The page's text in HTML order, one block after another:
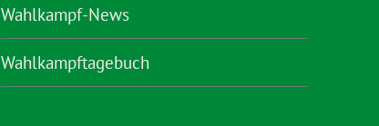
Wahlkampf-News
Wahlkampftagebuch